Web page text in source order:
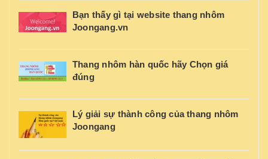
Bạn thấy gì tại website thang nhôm
Joongang.vn
Thang nhôm hàn quốc hãy Chọn giá
đúng
Lý giải sự thành công của thang nhôm
Joongang